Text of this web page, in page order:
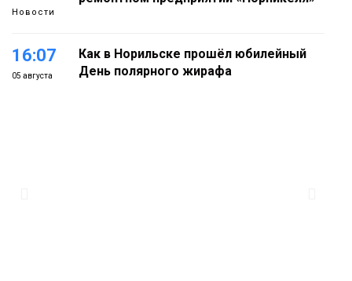
Новости
16:07
05 августа
Как в Норильске прошёл юбилейный
День полярного жирафа